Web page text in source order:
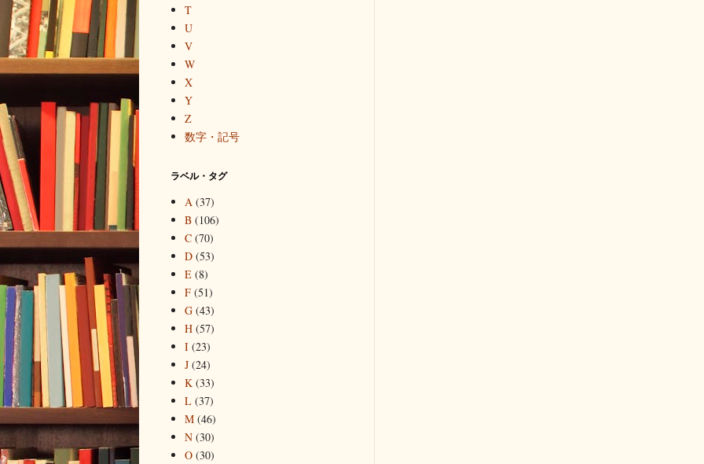
T
U
V
W
X
Y
Z
数字・記号
ラベル・タグ
A (37)
B (106)
C (70)
D (53)
E (8)
F (51)
G (43)
H (57)
I (23)
J (24)
K (33)
L (37)
M (46)
N (30)
O (30)